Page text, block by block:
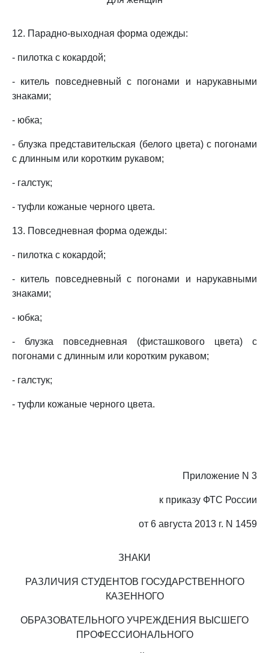
12. Парадно-выходная форма одежды:
- пилотка с кокардой;
- китель повседневный с погонами и нарукавными
знаками;
- юбка;
- блузка представительская (белого цвета) с погонами
с длинным или коротким рукавом;
- галстук;
- туфли кожаные черного цвета.
13. Повседневная форма одежды:
- пилотка с кокардой;
- китель повседневный с погонами и нарукавными
знаками;
- юбка;
- блузка повседневная (фисташкового цвета) с
погонами с длинным или коротким рукавом;
- галстук;
- туфли кожаные черного цвета.
Приложение N 3
к приказу ФТС России
от 6 августа 2013 г. N 1459
ЗНАКИ
РАЗЛИЧИЯ СТУДЕНТОВ ГОСУДАРСТВЕННОГО
КАЗЕННОГО
ОБРАЗОВАТЕЛЬНОГО УЧРЕЖДЕНИЯ ВЫСШЕГО
ПРОФЕССИОНАЛЬНОГО